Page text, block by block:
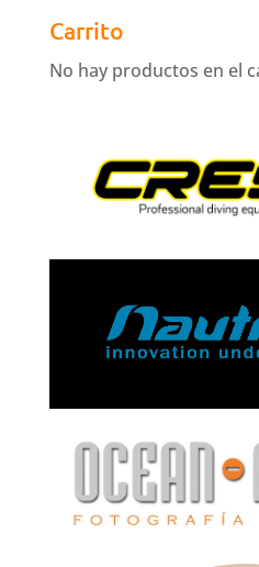
Carrito
No hay productos en el